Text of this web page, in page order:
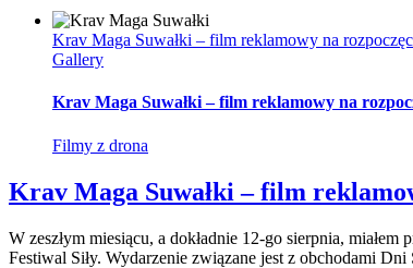
Krav Maga Suwałki – film reklamowy na
Gallery
Krav Maga Suwałki – film reklamowy na
Filmy z drona
Krav Maga Suwałki – film
W zeszłym miesiącu, a dokładnie 12-go sierpnia,
Festiwal Siły. Wydarzenie związane jest z obchodami